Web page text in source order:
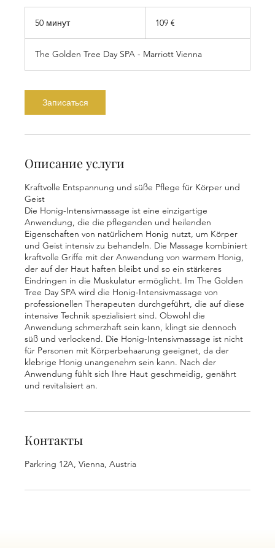
50 минут5
и
н
т
109 €
The Golden Tree Day SPA - Marriott Vienna
Записаться
Описание услуги
Kraftvolle Entspannung und süße Pflege für Körper und
Geist
Die Honig-Intensivmassage ist eine einzigartige
Anwendung, die die pflegenden und heilenden
Eigenschaften von natürlichem Honig nutzt, um Körper
und Geist intensiv zu behandeln. Die Massage kombiniert
kraftvolle Griffe mit der Anwendung von warmem Honig,
der auf der Haut haften bleibt und so ein stärkeres
Eindringen in die Muskulatur ermöglicht. Im The Golden
Tree Day SPA wird die Honig-Intensivmassage von
professionellen Therapeuten durchgeführt, die auf diese
intensive Technik spezialisiert sind. Obwohl die
Anwendung schmerzhaft sein kann, klingt sie dennoch
süß und verlockend. Die Honig-Intensivmassage ist nicht
für Personen mit Körperbehaarung geeignet, da der
klebrige Honig unangenehm sein kann. Nach der
Anwendung fühlt sich Ihre Haut geschmeidig, genährt
und revitalisiert an.
Контакты
Parkring 12A, Vienna, Austria